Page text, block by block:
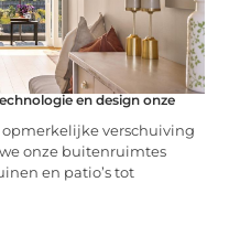
en design onze
opmerkelijke verschuiving
onze buitenruimtes
en patio’s tot